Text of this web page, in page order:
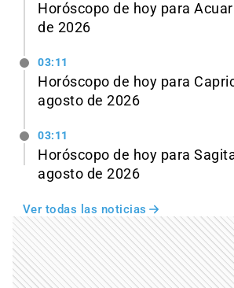
Horóscopo de hoy para
de 2026
03:11
Horóscopo de hoy para
agosto de 2026
03:11
Horóscopo de hoy para
agosto de 2026
Ver todas las noticias